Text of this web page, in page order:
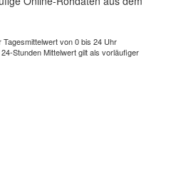
von 0 bis 24 Uhr
Stunden Mittelwert gilt als vorläufiger